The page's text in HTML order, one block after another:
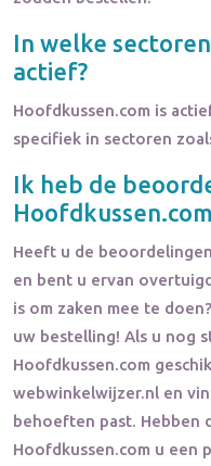
In welke
actief?
Hoofdkussen.com is
specifiek in sectoren
Ik heb de
Hoofdkussen.com
Heeft u de
en bent u ervan
is om zaken mee te
uw bestelling! Als u nog
Hoofdkussen.com
webwinkelwijzer.nl en
behoeften past. Hebben
Hoofdkussen.com u een